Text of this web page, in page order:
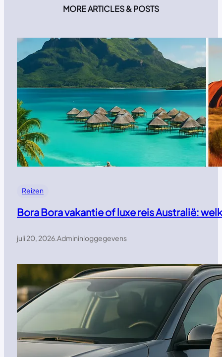
MORE ARTICLES & POSTS
Reizen
Bora Bora vakantie of luxe reis Australië:
juli 20, 2026.Admininloggegevens